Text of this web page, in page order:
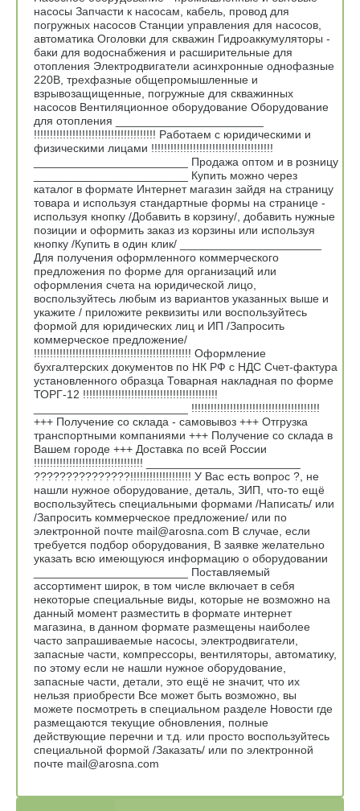
насосы Запчасти к насосам, кабель, провод для
погружных насосов Станции управления для насосов,
автоматика Оголовки для скважин Гидроаккумуляторы -
баки для водоснабжения и расширительные для
отопления Электродвигатели асинхронные однофазные
220В, трехфазные общепромышленные и
взрывозащищенные, погружные для скважинных
насосов Вентиляционное оборудование Оборудование
для отопления _______________________
!!!!!!!!!!!!!!!!!!!!!!!!!!!!!!!!!!!!!! Работаем с юридическими и
физическими лицами !!!!!!!!!!!!!!!!!!!!!!!!!!!!!!!!!!!!!!
________________________ Продажа оптом и в розницу
________________________ Купить можно через
каталог в формате Интернет магазин зайдя на страницу
товара и используя стандартные формы на странице -
используя кнопку /Добавить в корзину/, добавить нужные
позиции и оформить заказ из корзины или используя
кнопку /Купить в один клик/ ______________________
Для получения оформленного коммерческого
предложения по форме для организаций или
оформления счета на юридической лицо,
воспользуйтесь любым из вариантов указанных выше и
укажите / приложите реквизиты или воспользуйтесь
формой для юридических лиц и ИП /Запросить
коммерческое предложение/
!!!!!!!!!!!!!!!!!!!!!!!!!!!!!!!!!!!!!!!!!!!!!!!!! Оформление
бухгалтерских документов по НК РФ с НДС Счет-фактура
установленного образца Товарная накладная по форме
ТОРГ-12 !!!!!!!!!!!!!!!!!!!!!!!!!!!!!!!!!!!!!!!!!!
________________________ !!!!!!!!!!!!!!!!!!!!!!!!!!!!!!!!!!!!!!!!
+++ Получение со склада - самовывоз +++ Отгрузка
транспортными компаниями +++ Получение со склада в
Вашем городе +++ Доставка по всей России
!!!!!!!!!!!!!!!!!!!!!!!!!!!!!!!!!! ________________________
???????????????!!!!!!!!!!!!!!!!!!! У Вас есть вопрос ?, не
нашли нужное оборудование, деталь, ЗИП, что-то ещё
воспользуйтесь специальными формами /Написать/ или
/Запросить коммерческое предложение/ или по
электронной почте mail@arosna.com В случае, если
требуется подбор оборудования, В заявке желательно
указать всю имеющуюся информацию о оборудовании
________________________ Поставляемый
ассортимент широк, в том числе включает в себя
некоторые специальные виды, которые не возможно на
данный момент разместить в формате интернет
магазина, в данном формате размещены наиболее
часто запрашиваемые насосы, электродвигатели,
запасные части, компрессоры, вентиляторы, автоматику,
по этому если не нашли нужное оборудование,
запасные части, детали, это ещё не значит, что их
нельзя приобрести Все может быть возможно, вы
можете посмотреть в специальном разделе Новости где
размещаются текущие обновления, полные
действующие перечни и т.д. или просто воспользуйтесь
специальной формой /Заказать/ или по электронной
почте mail@arosna.com